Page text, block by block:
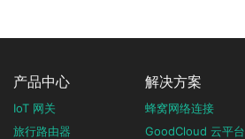
产品中心
IoT 网关
旅行路由器
解决方案
蜂窝网络连接
GoodCloud 云平台